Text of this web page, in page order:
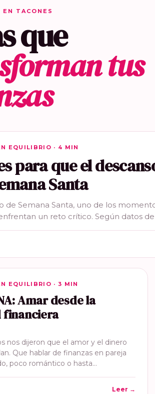
TACONES
que
tus
EQUILIBRIO
EQUILIBRIO · 4 MIN
para que el
Santa
de Semana Santa, uno de los
un reto crítico. Según datos
EQUILIBRIO
EQUILIBRIO · 3 MIN
Amar desde la
nos dijeron que el amor y el dinero
Que hablar de finanzas en pareja
poco romántico o hasta…
Leer →